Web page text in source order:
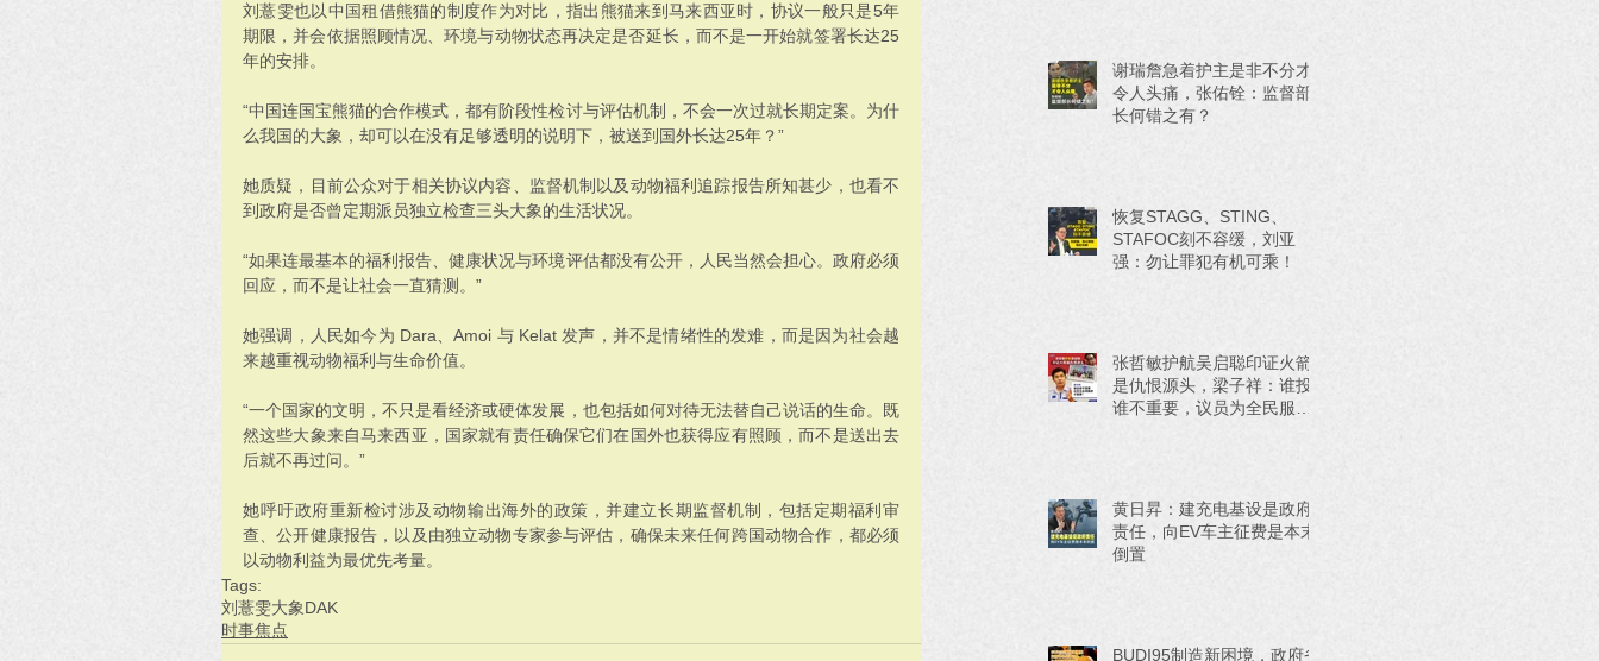
刘薏雯也以中国租借熊猫的制度作为对比，指出熊猫来到马来西亚时，协议一般只是5年
期限，并会依据照顾情况、环境与动物状态再决定是否延长，而不是一开始就签署长达25
年的安排。
“中国连国宝熊猫的合作模式，都有阶段性检讨与评估机制，不会一次过就长期定案。为什
么我国的大象，却可以在没有足够透明的说明下，被送到国外长达25年？”
她质疑，目前公众对于相关协议内容、监督机制以及动物福利追踪报告所知甚少，也看不
到政府是否曾定期派员独立检查三头大象的生活状况。
“如果连最基本的福利报告、健康状况与环境评估都没有公开，人民当然会担心。政府必须
回应，而不是让社会一直猜测。”
她强调，人民如今为 Dara、Amoi 与 Kelat 发声，并不是情绪性的发难，而是因为社会越
来越重视动物福利与生命价值。
“一个国家的文明，不只是看经济或硬体发展，也包括如何对待无法替自己说话的生命。既
然这些大象来自马来西亚，国家就有责任确保它们在国外也获得应有照顾，而不是送出去
后就不再过问。”
她呼吁政府重新检讨涉及动物输出海外的政策，并建立长期监督机制，包括定期福利审
查、公开健康报告，以及由独立动物专家参与评估，确保未来任何跨国动物合作，都必须
以动物利益为最优先考量。
Tags:
刘薏雯大象DAK
时事焦点
谢瑞詹急着护主是非不分才
令人头痛，张佑铨：监督部
长何错之有？
恢复STAGG、STING、
STAFOC刻不容缓，刘亚
强：勿让罪犯有机可乘！
张哲敏护航吴启聪印证火箭
是仇恨源头，梁子祥：谁投
谁不重要，议员为全民服务
黄日昇：建充电基设是政府
责任，向EV车主征费是本末
倒置
BUDI95制造新困境，政府省